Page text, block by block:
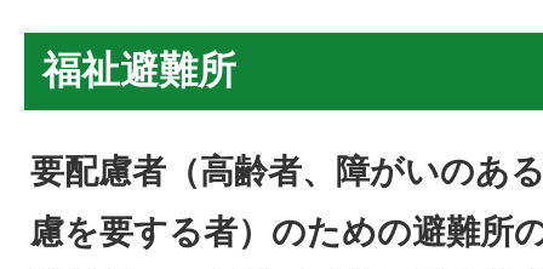
福祉避難所
要配慮者（高齢者、障がいのあ
慮を要する者）のための避難所